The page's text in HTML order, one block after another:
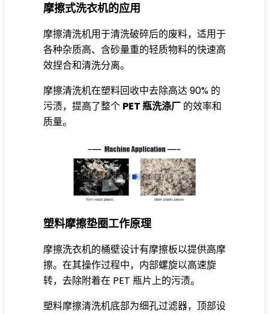
摩擦式洗衣机的应用
摩擦清洗机用于清洗破碎后的废料，适用于
各种杂质高、含砂量重的轻质物料的快速高
效捏合和清洗分离。
摩擦清洗机在塑料回收中去除高达 90% 的
污渍，提高了整个 PET 瓶洗涤厂 的效率和
质量。
塑料摩擦垫圈工作原理
摩擦洗衣机的桶壁设计有摩擦板以提供高摩
擦。在其操作过程中，内部螺旋以高速旋
转，去除附着在 PET 瓶片上的污渍。
塑料摩擦清洗机底部为细孔过滤器，顶部设